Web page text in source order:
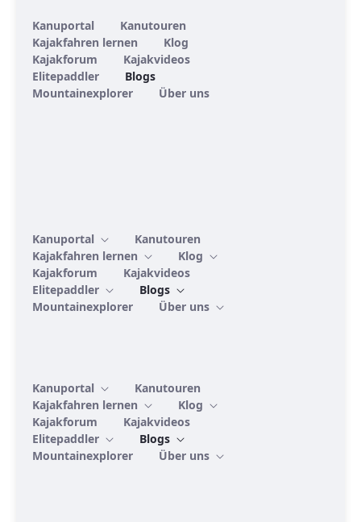
Kanuportal
Kanutouren
Kajakfahren lernen
Klog
Kajakforum
Kajakvideos
Elitepaddler
Blogs
Mountainexplorer
Über uns
Kanuportal
Kanutouren
Kajakfahren lernen
Klog
Kajakforum
Kajakvideos
Elitepaddler
Blogs
Mountainexplorer
Über uns
Kanuportal
Kanutouren
Kajakfahren lernen
Klog
Kajakforum
Kajakvideos
Elitepaddler
Blogs
Mountainexplorer
Über uns